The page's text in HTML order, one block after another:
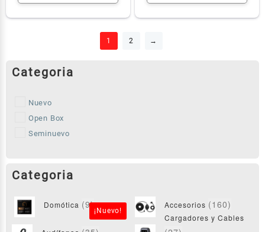
1 2 →
Nuevo
Open Box
Seminuevo
Domótica (9)
¡Nuevo!
Accesorios (160)
Cargadores y Cables